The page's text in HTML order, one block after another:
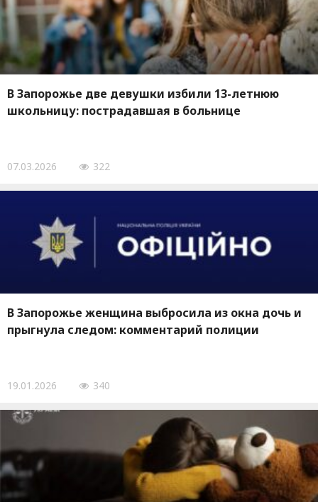
В Запорожье две девушки избили 13-летнюю
школьницу: пострадавшая в больнице
07.03.2026 322
В Запорожье женщина выбросила из окна дочь и
прыгнула следом: комментарий полиции
19.01.2026 340